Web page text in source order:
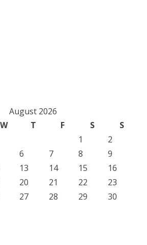
August 2026
W T F S
S
1
2
6 7 8
9
13 14 15
16
20 21 22
23
27 28 29
30